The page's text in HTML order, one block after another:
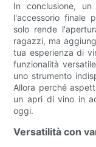
In conclusione,
l'accessorio finale
solo rende
ragazzi, ma
tua esperienza di
funzionalità
uno strumento
Allora perché
un apri di vino in
oggi.
Versatilità con